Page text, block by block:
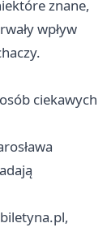
znane,
wpływ
ciekawych